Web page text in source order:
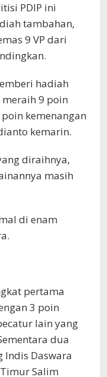
PDIP ini
tambahan,
9 VP dari
hadiah
9 poin
kemenangan
kemarin.
diraihnya,
masih
di enam
pertama
3 poin
lain yang
dua
Indis Daswara
Salim